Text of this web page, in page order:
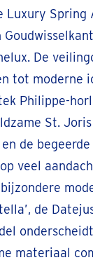
Luxury Spring
De
tot moderne
Philippe-
St.
de
veel
de
materiaal